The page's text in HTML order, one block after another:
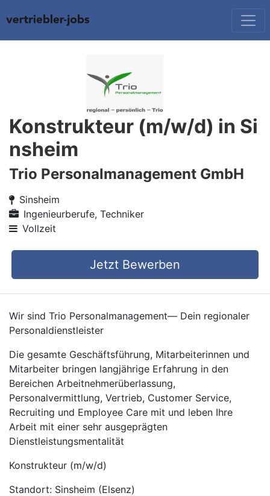
Konstrukteur (m/w/d) in Si
nsheim
Trio Personalmanagement GmbH
Sinsheim
Ingenieurberufe, Techniker
Vollzeit
Jetzt Bewerben
Wir sind Trio Personalmanagement— Dein regionaler
Personaldienstleister
Die gesamte Geschäftsführung, Mitarbeiterinnen und
Mitarbeiter bringen langjährige Erfahrung in den
Bereichen Arbeitnehmerüberlassung,
Personalvermittlung, Vertrieb, Customer Service,
Recruiting und Employee Care mit und leben Ihre
Arbeit mit einer sehr ausgeprägten
Dienstleistungsmentalität
Konstrukteur (m/w/d)
Standort: Sinsheim (Elsenz)